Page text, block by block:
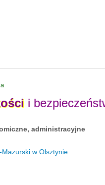
i
administracyjne
w Olsztynie